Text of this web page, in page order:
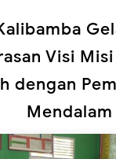
Visi
dengan
Mendalam